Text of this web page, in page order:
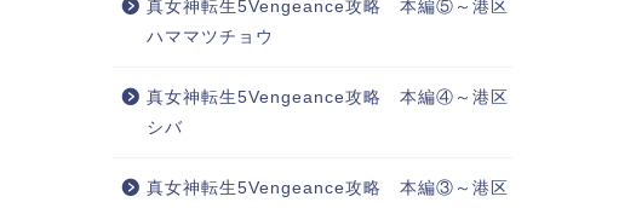
真女神転生5Vengeance攻略 本編⑤～港区
ハママツチョウ
真女神転生5Vengeance攻略 本編④～港区
シバ
真女神転生5Vengeance攻略 本編③～港区